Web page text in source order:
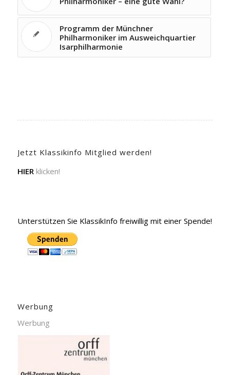
Programm der Münchner
Philharmoniker im Ausweichquartier
Isarphilharmonie
Jetzt Klassikinfo Mitglied werden!
HIER klicken!
Unterstützen Sie KlassikInfo freiwillig mit einer Spende!
Werbung
Werbung